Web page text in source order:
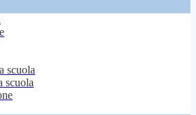
scuola
scuola